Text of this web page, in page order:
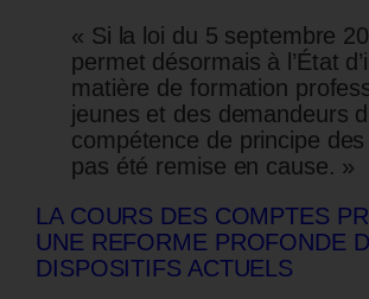
« Si la loi du 5 septembre
permet désormais à l’État
matière de formation
jeunes et des demandeurs
compétence de principe des
pas été remise en cause. »
LA COURS DES COMPTES
UNE REFORME PROFONDE
DISPOSITIFS ACTUELS